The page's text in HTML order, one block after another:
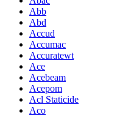
Abb
Abd
Accud
Accumac
Accuratewt
Ace
Acebeam
Acepom
Acl Staticide
Aco